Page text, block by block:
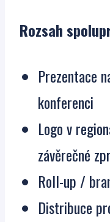
Rozsah
Prezentace
konferenci
Logo v
závěrečné
Roll-up /
Distribuce